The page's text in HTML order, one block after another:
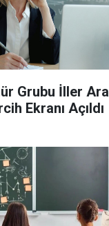
Grubu İller
Ekranı Açıldı